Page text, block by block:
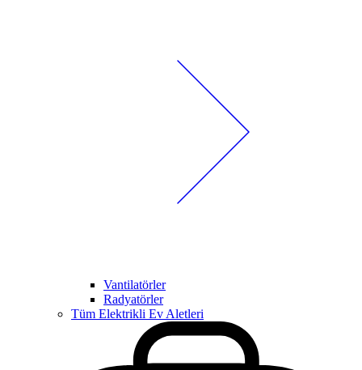
Vantilatörler
Radyatörler
Tüm Elektrikli Ev Aletleri